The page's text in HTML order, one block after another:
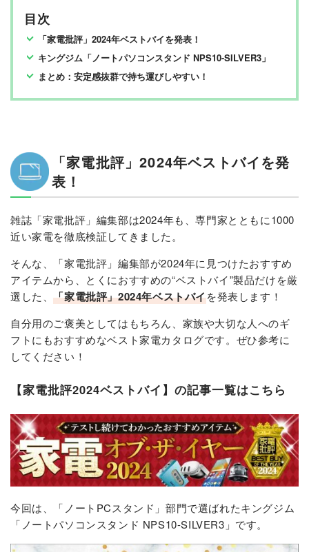
目次
「家電批評」2024年ベストバイを発表！
キングジム「ノートパソコンスタンド NPS10-SILVER3」
まとめ：安定感抜群で持ち運びしやすい！
「家電批評」2024年ベストバイを発
表！
雑誌「家電批評」編集部は2024年も、専門家とともに1000
近い家電を徹底検証してきました。
そんな、「家電批評」編集部が2024年に見つけたおすすめ
アイテムから、とくにおすすめの“ベストバイ”製品だけを厳
選した、「家電批評」2024年ベストバイを発表します！
自分用のご褒美としてはもちろん、家族や大切な人へのギ
フトにもおすすめなベスト家電カタログです。ぜひ参考に
してください！
【家電批評2024ベストバイ】の記事一覧はこちら
今回は、「ノートPCスタンド」部門で選ばれたキングジム
「ノートパソコンスタンド NPS10-SILVER3」です。